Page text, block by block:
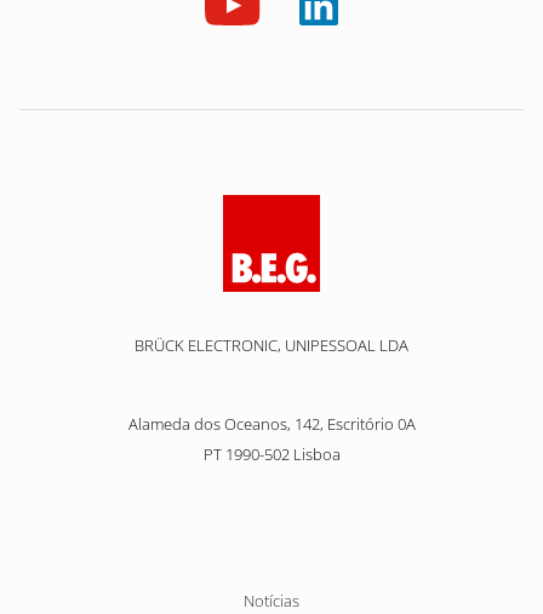
BRÜCK ELECTRONIC, UNIPESSOAL LDA
Alameda dos Oceanos, 142, Escritório 0A
PT 1990-502 Lisboa
Pular
Notícias